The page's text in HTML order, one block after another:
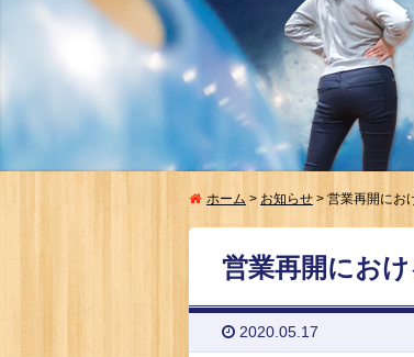
ホーム > お知らせ >営業再開にお
営業再開にお
2020.05.17